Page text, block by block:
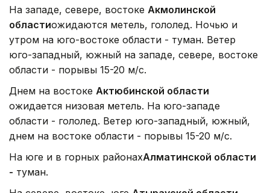
На западе, севере, востоке Акмолинской
областиожидаются метель, гололед. Ночью и
утром на юго-востоке области - туман. Ветер
юго-западный, южный на западе, севере, востоке
области - порывы 15-20 м/с.
Днем на востоке Актюбинской области
ожидается низовая метель. На юго-западе
области - гололед. Ветер юго-западный, южный,
днем на востоке области - порывы 15-20 м/с.
На юге и в горных районахАлматинской области
- туман.